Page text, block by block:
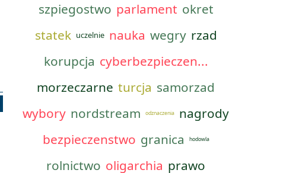
szpiegostwo parlament okret
statek uczelnie nauka wegry rzad
korupcja cyberbezpieczen...
morzeczarne turcja samorzad
wybory nordstream odznaczenia
nagrody
bezpieczenstwo granica hodowla
rolnictwo oligarchia prawo